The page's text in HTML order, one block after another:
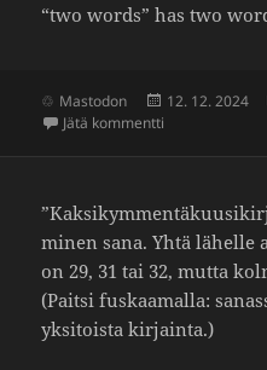
“two words” has two
Mastodon Julkaistu
12. 12. 2024
Jätä kommentti
minen sana. Yhtä lähelle
on 29, 31 tai 32, mutta
(Paitsi fuskaa­malla:
yksi­toista kirjainta.)